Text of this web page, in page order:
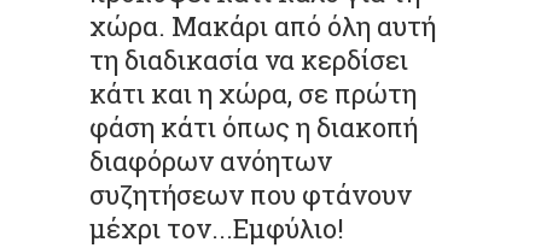
χώρα. Μακάρι από όλη αυτή
τη διαδικασία να κερδίσει
κάτι και η χώρα, σε πρώτη
φάση κάτι όπως η διακοπή
διαφόρων ανόητων
συζητήσεων που φτάνουν
μέχρι τον...Εμφύλιο!